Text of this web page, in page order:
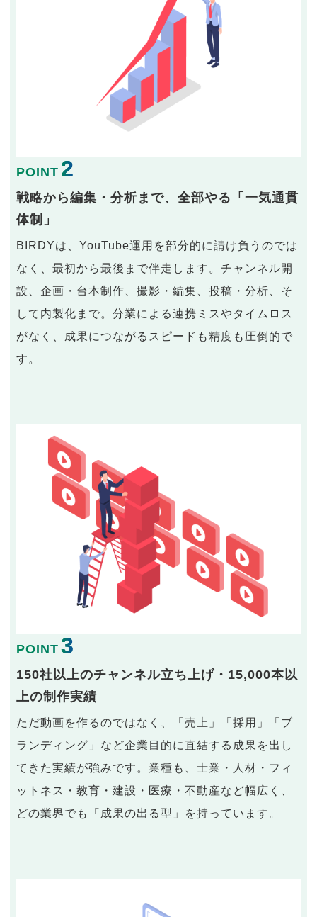
POINT 2
戦略から編集・分析まで、全部やる「一気通貫
体制」
BIRDYは、YouTube運用を部分的に請け負うのでは
なく、最初から最後まで伴走します。チャンネル開
設、企画・台本制作、撮影・編集、投稿・分析、そ
して内製化まで。分業による連携ミスやタイムロス
がなく、成果につながるスピードも精度も圧倒的で
す。
POINT 3
150社以上のチャンネル立ち上げ・15,000本以
上の制作実績
ただ動画を作るのではなく、「売上」「採用」「ブ
ランディング」など企業目的に直結する成果を出し
てきた実績が強みです。業種も、士業・人材・フィ
ットネス・教育・建設・医療・不動産など幅広く、
どの業界でも「成果の出る型」を持っています。